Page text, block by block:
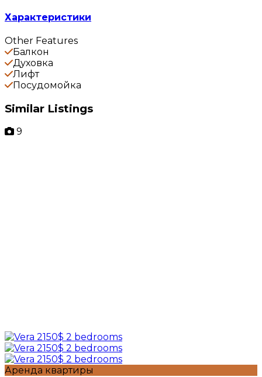
Характеристики
Other Features
Балкон
Духовка
Лифт
Посудомойка
Similar Listings
9
Аренда квартиры